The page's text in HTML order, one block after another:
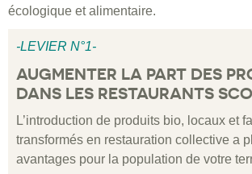
écologique et alimentaire.
-LEVIER N°1-
AUGMENTER LA PART DES
DANS LES RESTAURANTS
L’introduction de produits bio, locaux et
transformés en restauration collective a
avantages pour la population de votre